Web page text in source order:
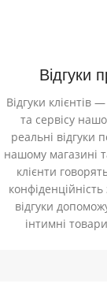
Відгуки
Відгуки клієнтів
та сервісу
реальні відгуки
нашому магазині
клієнти
відгуки
інтимні